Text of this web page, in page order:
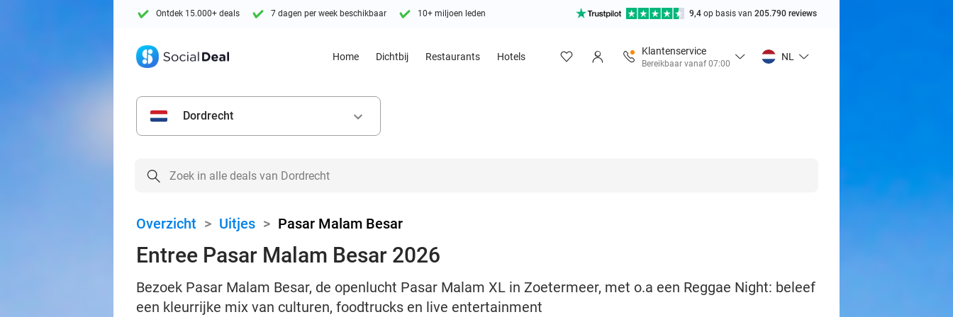
Ontdek 15.000+ deals 7 dagen per week beschikbaar 10+ miljoen leden 9,4 op basis van 205.790 reviews
Home Dichtbij Restaurants Hotels
Klantenservice
Bereikbaar vanaf 07:00
NL
Dordrecht keyboard_arrow_down
Overzicht > Uitjes > Pasar Malam Besar
Entree Pasar Malam Besar 2026
Bezoek Pasar Malam Besar, de openlucht Pasar Malam XL in Zoetermeer, met o.a een Reggae Night: beleef
een kleurrijke mix van culturen, foodtrucks en live entertainment